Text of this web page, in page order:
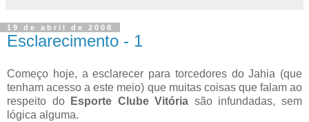
19 de abril de 2008
Esclarecimento - 1
Começo hoje, a esclarecer para torcedores do Jahia (que
tenham acesso a este meio) que muitas coisas que falam ao
respeito do
Esporte Clube Vitória são infundadas, sem
lógica alguma.